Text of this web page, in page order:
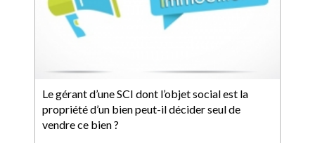
Le gérant d’une SCI dont l’objet social est la
propriété d’un bien peut-il décider seul de
vendre ce bien ?